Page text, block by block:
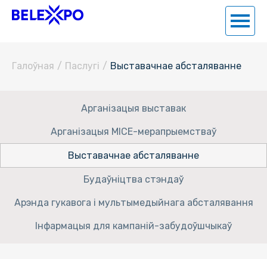
Галоўная / Паслугi / Выставачнае абсталяванне
Арганізацыя выставак
Арганізацыя MICE-мерапрыемстваў
Выставачнае абсталяванне
Будаўніцтва стэндаў
Арэнда гукавога і мультымедыйнага абсталявання
Інфармацыя для кампаній-забудоўшчыкаў